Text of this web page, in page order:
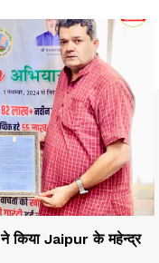
ने किया Jaipur के महेन्द्र